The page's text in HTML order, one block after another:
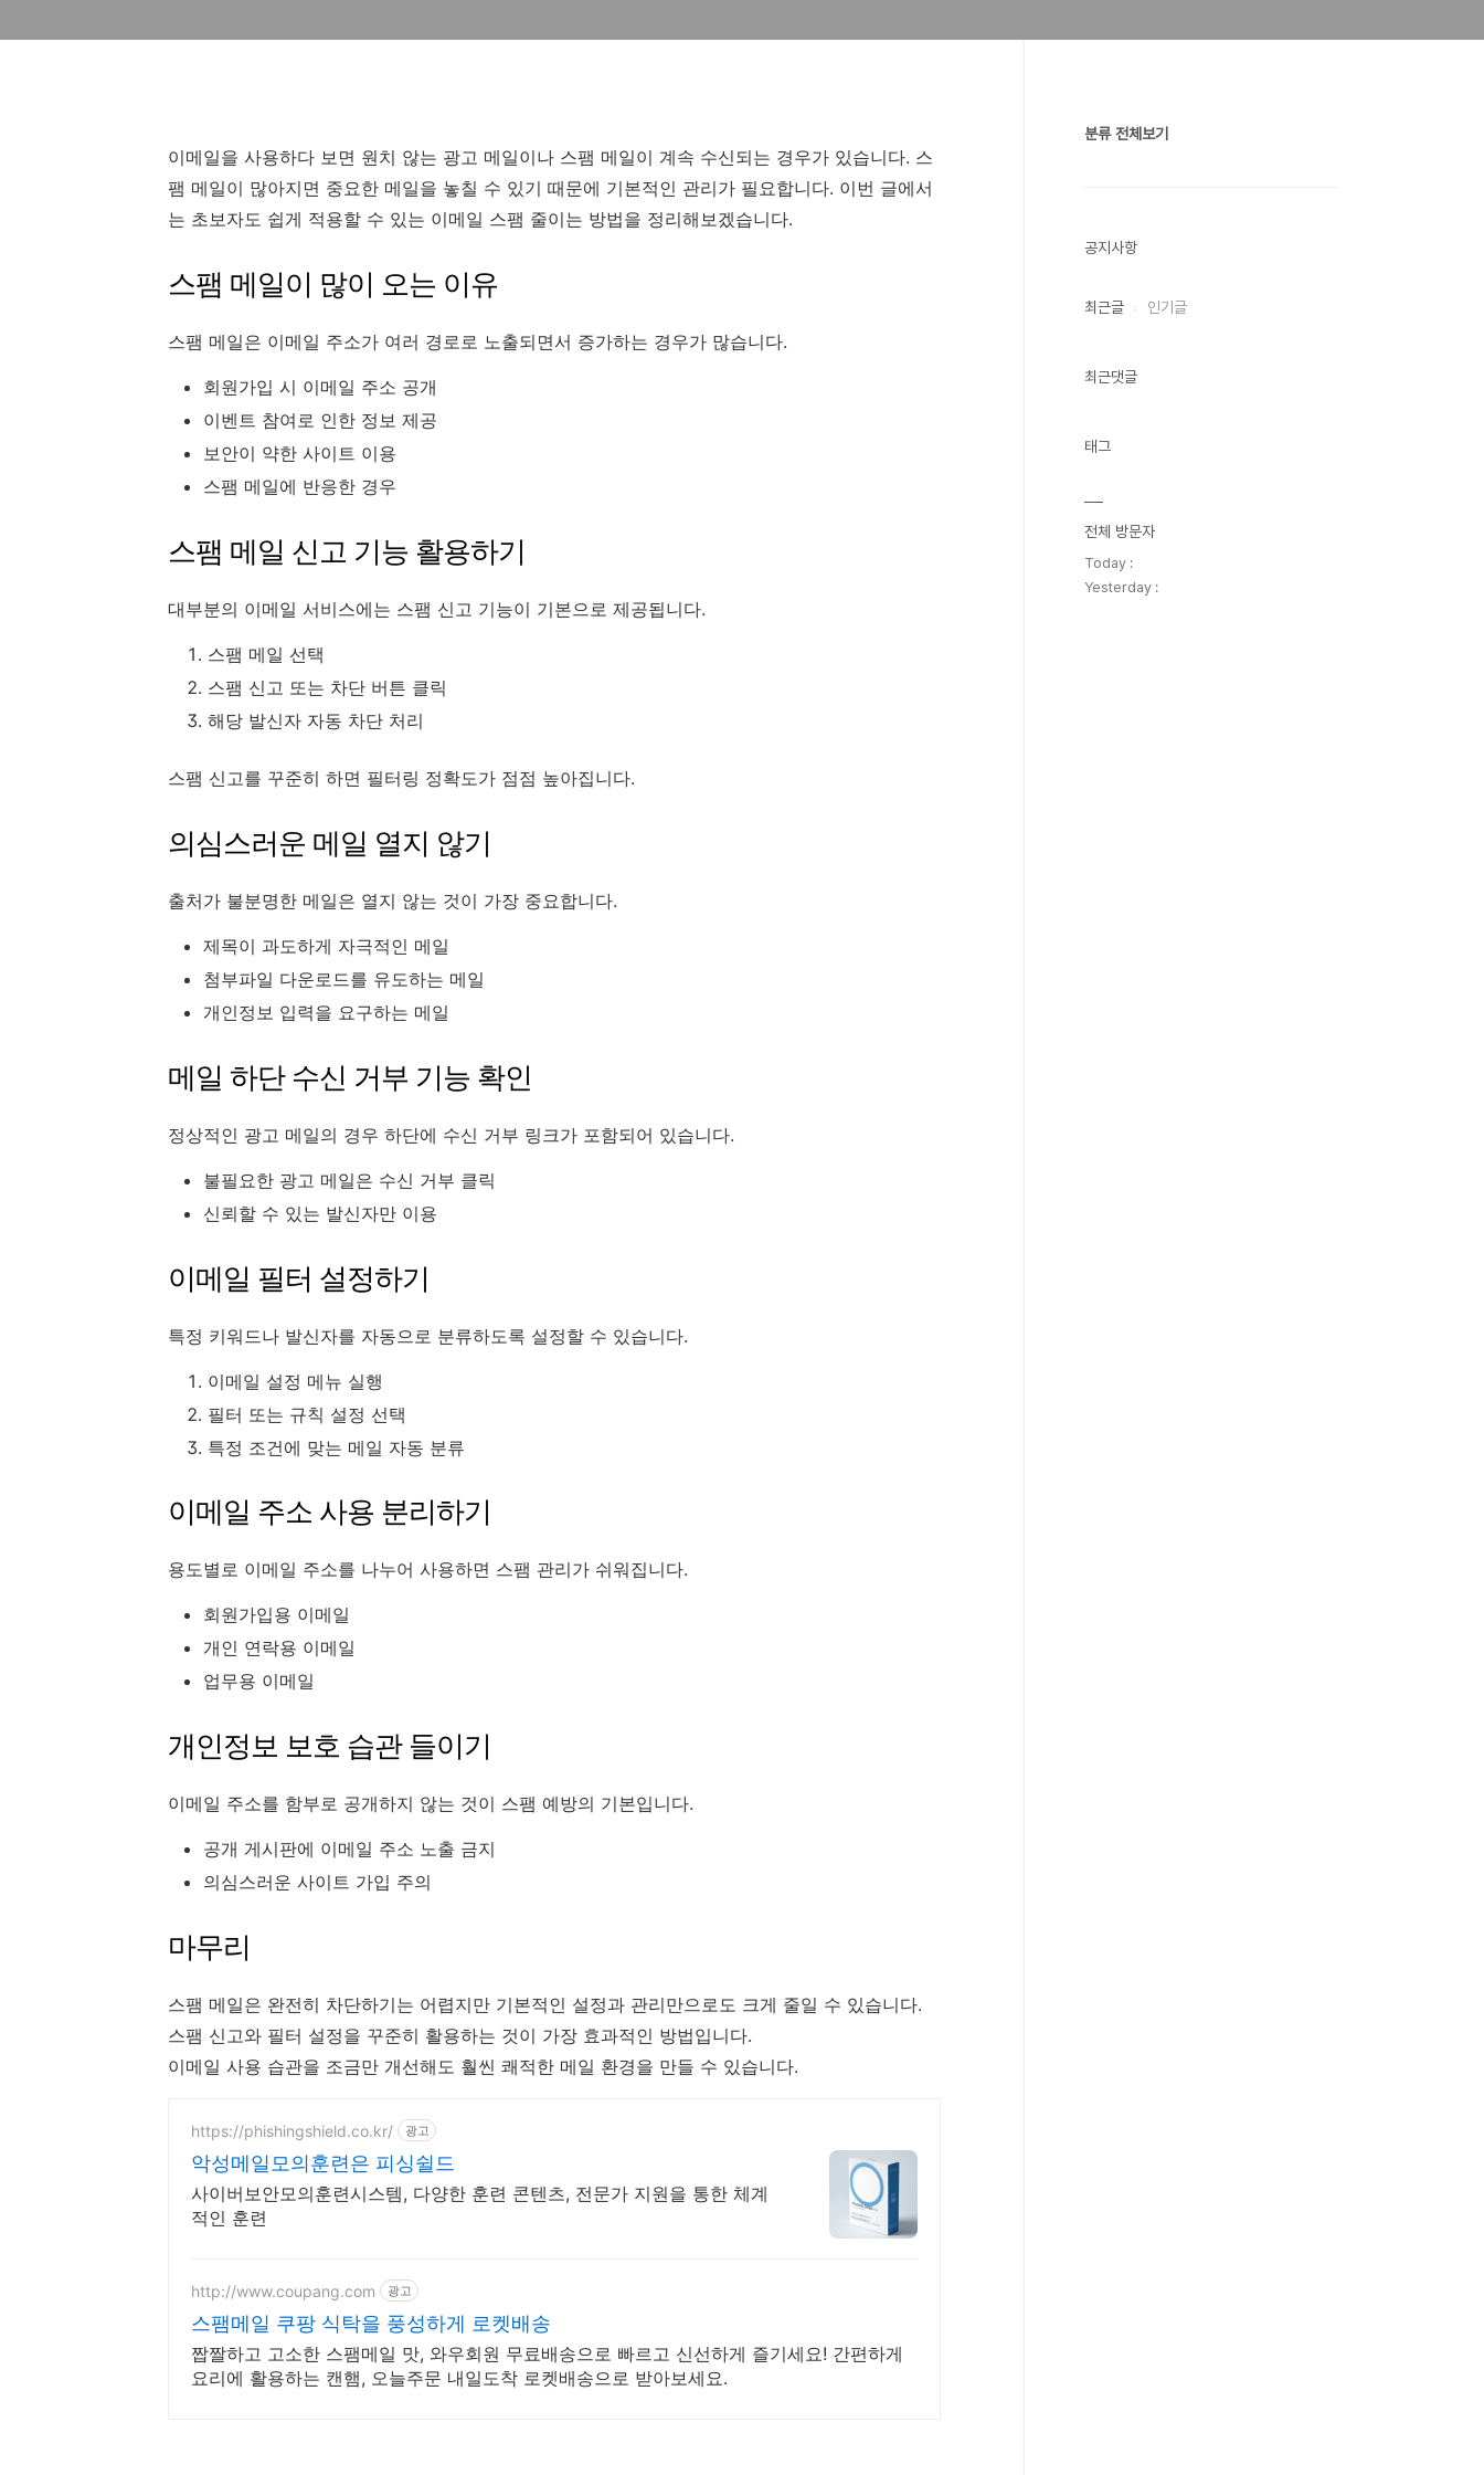
이메일을 사용하다 보면 원치 않는 광고 메일이나 스팸 메일이 계속 수신되는 경우가 있습니다. 스
팸 메일이 많아지면 중요한 메일을 놓칠 수 있기 때문에 기본적인 관리가 필요합니다. 이번 글에서
는 초보자도 쉽게 적용할 수 있는 이메일 스팸 줄이는 방법을 정리해보겠습니다.
스팸 메일이 많이 오는 이유
스팸 메일은 이메일 주소가 여러 경로로 노출되면서 증가하는 경우가 많습니다.
회원가입 시 이메일 주소 공개
이벤트 참여로 인한 정보 제공
보안이 약한 사이트 이용
스팸 메일에 반응한 경우
스팸 메일 신고 기능 활용하기
대부분의 이메일 서비스에는 스팸 신고 기능이 기본으로 제공됩니다.
스팸 메일 선택
스팸 신고 또는 차단 버튼 클릭
해당 발신자 자동 차단 처리
스팸 신고를 꾸준히 하면 필터링 정확도가 점점 높아집니다.
의심스러운 메일 열지 않기
출처가 불분명한 메일은 열지 않는 것이 가장 중요합니다.
제목이 과도하게 자극적인 메일
첨부파일 다운로드를 유도하는 메일
개인정보 입력을 요구하는 메일
메일 하단 수신 거부 기능 확인
정상적인 광고 메일의 경우 하단에 수신 거부 링크가 포함되어 있습니다.
불필요한 광고 메일은 수신 거부 클릭
신뢰할 수 있는 발신자만 이용
이메일 필터 설정하기
특정 키워드나 발신자를 자동으로 분류하도록 설정할 수 있습니다.
이메일 설정 메뉴 실행
필터 또는 규칙 설정 선택
특정 조건에 맞는 메일 자동 분류
이메일 주소 사용 분리하기
용도별로 이메일 주소를 나누어 사용하면 스팸 관리가 쉬워집니다.
회원가입용 이메일
개인 연락용 이메일
업무용 이메일
개인정보 보호 습관 들이기
이메일 주소를 함부로 공개하지 않는 것이 스팸 예방의 기본입니다.
공개 게시판에 이메일 주소 노출 금지
의심스러운 사이트 가입 주의
마무리
스팸 메일은 완전히 차단하기는 어렵지만 기본적인 설정과 관리만으로도 크게 줄일 수 있습니다.
스팸 신고와 필터 설정을 꾸준히 활용하는 것이 가장 효과적인 방법입니다.
이메일 사용 습관을 조금만 개선해도 훨씬 쾌적한 메일 환경을 만들 수 있습니다.
https://phishingshield.co.kr/ 광고
악성메일모의훈련은 피싱쉴드
사이버보안모의훈련시스템, 다양한 훈련 콘텐츠, 전문가 지원을 통한 체계
적인 훈련
http://www.coupang.com 광고
스팸메일 쿠팡 식탁을 풍성하게 로켓배송
짭짤하고 고소한 스팸메일 맛, 와우회원 무료배송으로 빠르고 신선하게 즐기세요! 간편하게
요리에 활용하는 캔햄, 오늘주문 내일도착 로켓배송으로 받아보세요.
분류 전체보기
공지사항
최근글 인기글
최근댓글
태그
전체 방문자
Today :
Yesterday :